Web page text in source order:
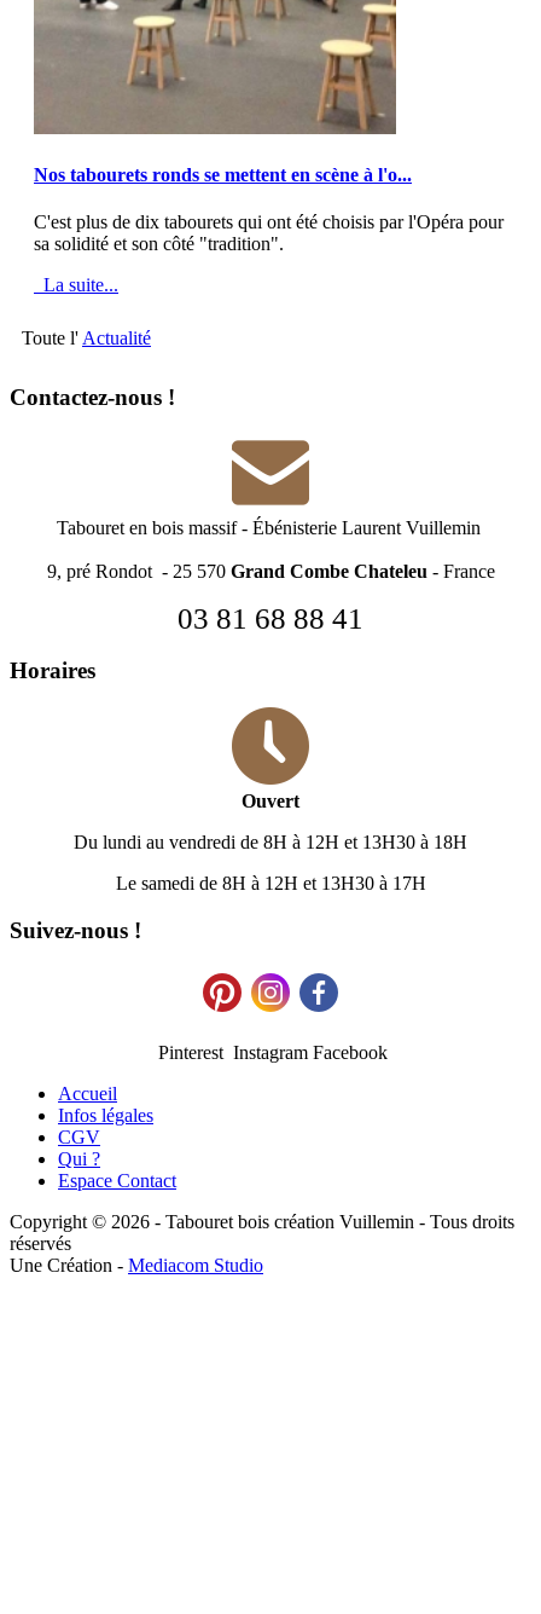
Nos tabourets ronds se mettent en scène à l'o...
C'est plus de dix tabourets qui ont été choisis par l'Opéra pour
sa solidité et son côté "tradition".
La suite...
Toute l' Actualité
Contactez-nous !
Tabouret en bois massif- Ébénisterie Laurent Vuillemin
9, pré Rondot - 25 570 Grand Combe Chateleu - France
03 81 68 88 41
Horaires
Ouvert
Du lundi au vendredi de 8H à 12H et 13H30 à 18H
Le samedi de 8H à 12H et 13H30 à 17H
Suivez-nous !
Pinterest Instagram Facebook
Accueil
Infos légales
CGV
Qui ?
Espace Contact
Copyright © 2026 - Tabouret bois création Vuillemin - Tous droits
réservés
Une Création - Mediacom Studio